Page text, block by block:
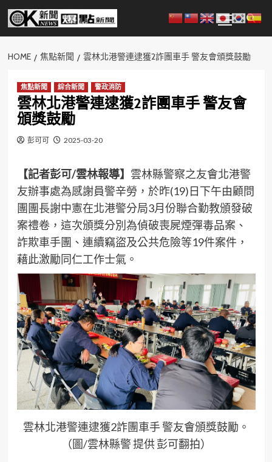
Skip
content
Menu
HOME 焦點新聞 雲林北港警連逮獲2詐團車手 警友會頒獎鼓勵
焦點新聞 綜合新聞 警政消防
雲林北港警連逮獲2詐團車手 警友會
頒獎鼓勵
彭可可 2025-03-20
【記者彭可/雲林報導】 雲林縣警察之友會北港警
友辦事處為感謝員警辛勞，於昨(19)日下午由顧問
團團長謝中憲在北港警分局3月份聯合勤教頒發破
案禮卷，這次頒獎分別為偵破喪屍煙彈毒品案、
詐欺車手團、連續竊盜及公共危險等19件案件，
藉此激勵同仁工作士氣。
雲林北港警連逮獲2詐團車手 警友會頒獎鼓勵。
（圖/雲林縣警 提供 彭可翻拍）